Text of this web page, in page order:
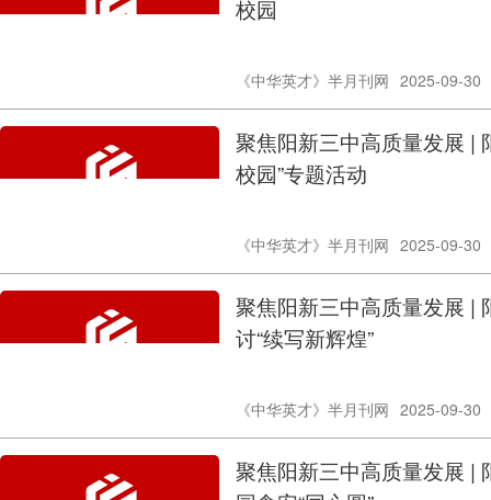
校园
《中华英才》半月刊网 2025-09-30
聚焦阳新三中高质量发展 |
校园”专题活动
《中华英才》半月刊网 2025-09-30
聚焦阳新三中高质量发展 |
讨“续写新辉煌”
《中华英才》半月刊网 2025-09-30
聚焦阳新三中高质量发展 |